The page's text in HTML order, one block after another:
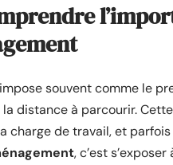
souvent comme le
distance à parcourir.
charge de travail, et
, c’est